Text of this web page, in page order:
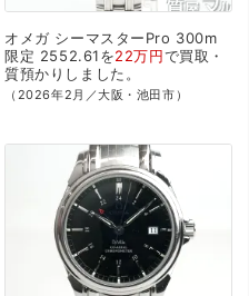
オメガ シーマスターPro 300m
限定 2552.61を22万円で買取・
質預かり しました。
（2026年2月／大阪・池田市）